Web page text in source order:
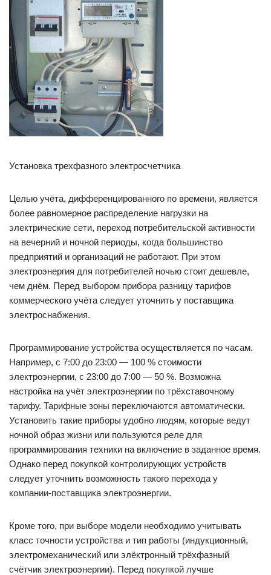
Установка трехфазного электросчетчика
Целью учёта, дифференцированного по времени, является
более равномерное распределение нагрузки на
электрические сети, переход потребительской активности
на вечерний и ночной периоды, когда большинство
предприятий и организаций не работают. При этом
электроэнергия для потребителей ночью стоит дешевле,
чем днём. Перед выбором прибора разницу тарифов
коммерческого учёта следует уточнить у поставщика
электроснабжения.
Программирование устройства осуществляется по часам.
Например, с 7:00 до 23:00 — 100 % стоимости
электроэнергии, с 23:00 до 7:00 — 50 %. Возможна
настройка на учёт электроэнергии по трёхставочному
тарифу. Тарифные зоны переключаются автоматически.
Установить такие приборы удобно людям, которые ведут
ночной образ жизни или пользуются реле для
программирования техники на включение в заданное время.
Однако перед покупкой контролирующих устройств
следует уточнить возможность такого перехода у
компании-поставщика электроэнергии.
Кроме того, при выборе модели необходимо учитывать
класс точности устройства и тип работы (индукционный,
электромеханический или элёктронный трёхфазный
счётчик электроэнергии). Перед покупкой лучше